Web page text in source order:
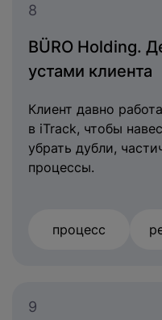
8
BÜRO Holding.
устами клиента
Клиент давно
в iTrack, чтобы
убрать дубли,
процессы.
процесс
9